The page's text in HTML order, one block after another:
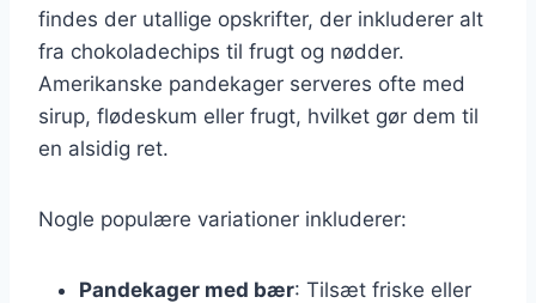
findes der utallige opskrifter, der inkluderer alt
fra chokoladechips til frugt og nødder.
Amerikanske pandekager serveres ofte med
sirup, flødeskum eller frugt, hvilket gør dem til
en alsidig ret.
Nogle populære variationer inkluderer:
Pandekager med bær: Tilsæt friske eller